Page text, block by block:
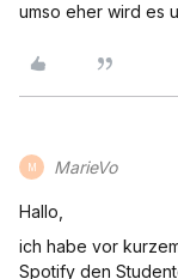
umso eher wird es
M MarieVo
Hallo,
ich habe vor
Spotify den